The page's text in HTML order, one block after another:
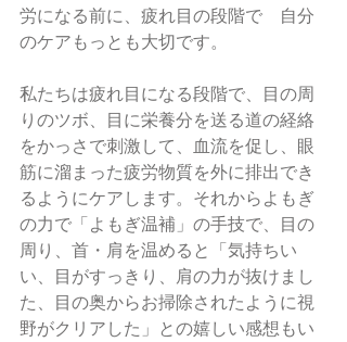
労になる前に、疲れ目の段階で　自分
のケアもっとも大切です。
私たちは疲れ目になる段階で、目の周
りのツボ、目に栄養分を送る道の経絡
をかっさで刺激して、血流を促し、眼
筋に溜まった疲労物質を外に排出でき
るようにケアします。それからよもぎ
の力で「よもぎ温補」の手技で、目の
周り、首・肩を温めると「気持ちい
い、目がすっきり、肩の力が抜けまし
た、目の奥からお掃除されたように視
野がクリアした」との嬉しい感想もい